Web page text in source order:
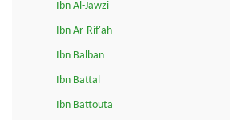
Ibn Al-Jawzi
Ibn Ar-Rif'ah
Ibn Balban
Ibn Battal
Ibn Battouta